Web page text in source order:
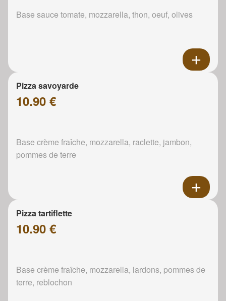
Base sauce tomate, mozzarella, thon, oeuf, olives
Pizza savoyarde
10.90 €
Base crème fraîche, mozzarella, raclette, jambon,
pommes de terre
Pizza tartiflette
10.90 €
Base crème fraîche, mozzarella, lardons, pommes de
terre, reblochon